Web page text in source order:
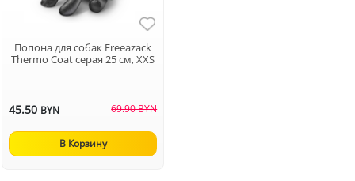
Попона для собак Freeazack
Thermo Coat серая 25 см, XXS
45.50 BYN 69.90 BYN
В Корзину